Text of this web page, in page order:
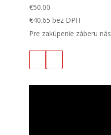
€50.00
€40.65 bez DPH
Pre zakúpenie záberu